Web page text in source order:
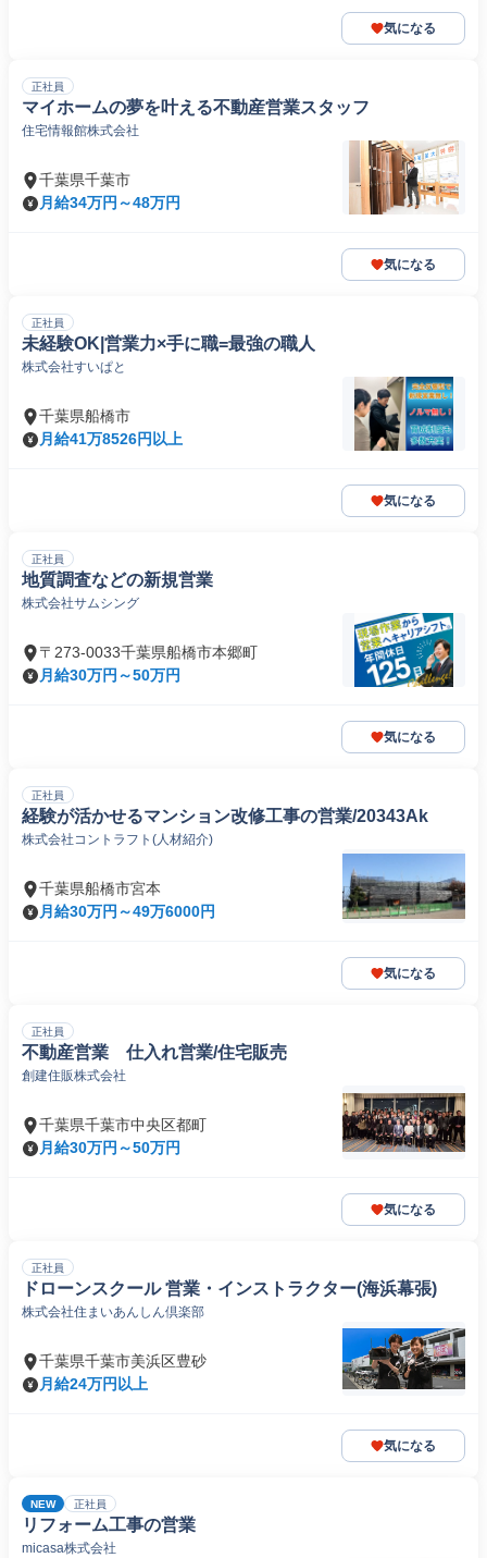
気になる
正社員
マイホームの夢を叶える不動産営業スタッフ
住宅情報館株式会社
千葉県千葉市
月給34万円～48万円
気になる
正社員
未経験OK|営業⼒×⼿に職=最強の職⼈
株式会社すいぱと
千葉県船橋市
月給41万8526円以上
気になる
正社員
地質調査などの新規営業
株式会社サムシング
〒273-0033千葉県船橋市本郷町
月給30万円～50万円
気になる
正社員
経験が活かせるマンション改修工事の営業/20343Ak
株式会社コントラフト(人材紹介)
千葉県船橋市宮本
月給30万円～49万6000円
気になる
正社員
不動産営業 仕入れ営業/住宅販売
創建住販株式会社
千葉県千葉市中央区都町
月給30万円～50万円
気になる
正社員
ドローンスクール 営業・インストラクター(海浜幕張)
株式会社住まいあんしん倶楽部
千葉県千葉市美浜区豊砂
月給24万円以上
気になる
NEW 正社員
リフォーム工事の営業
micasa株式会社